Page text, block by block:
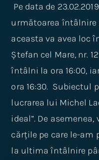
Pe data de
următoarea întâlnire
aceasta va avea loc
Ștefan cel Mare, nr.
întâlni la ora 16:00,
ora 16:30. Subiectul
lucrarea lui Michel
ideal”. De
cărțile pe care le-am
la ultima întâlnire